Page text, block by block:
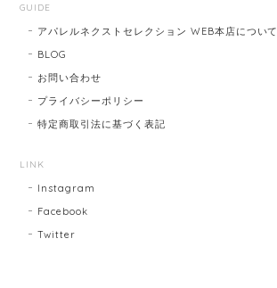
GUIDE
アパレルネクストセレクション WEB本店について
BLOG
お問い合わせ
プライバシーポリシー
特定商取引法に基づく表記
LINK
Instagram
Facebook
Twitter